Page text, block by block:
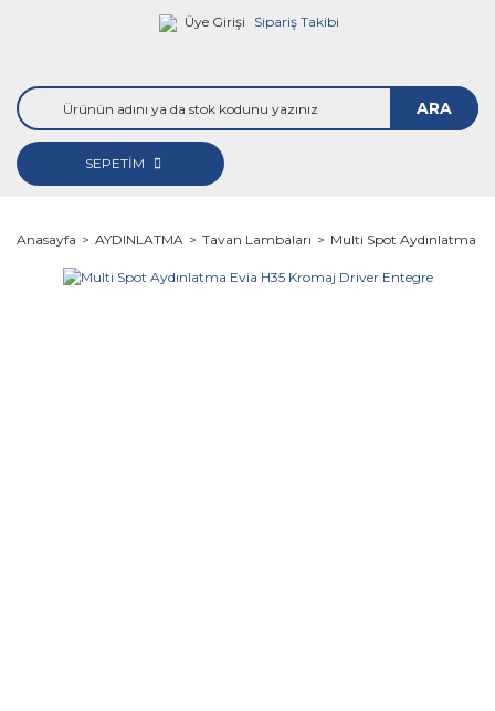
Üye Girişi Sipariş Takibi
ARA
SEPETİM
Anasayfa AYDINLATMA Tavan Lambaları Multi Spot Aydınlatma